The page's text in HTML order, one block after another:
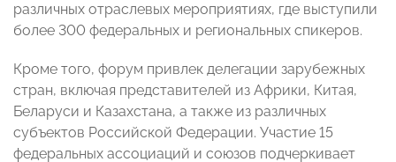
различных отраслевых мероприятиях, где выступили
более 300 федеральных и региональных спикеров.
Кроме того, форум привлек делегации зарубежных
стран, включая представителей из Африки, Китая,
Беларуси и Казахстана, а также из различных
субъектов Российской Федерации. Участие 15
федеральных ассоциаций и союзов подчеркивает